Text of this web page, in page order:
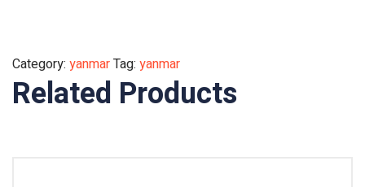
Category: yanmarTag: yanmar
Related Products